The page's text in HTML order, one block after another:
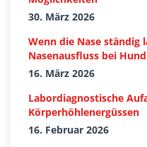
30. März 2026
Wenn die Nase ständig
Nasenausfluss bei
16. März 2026
Labordiagnostische
Körperhöhlenergüssen
16. Februar 2026